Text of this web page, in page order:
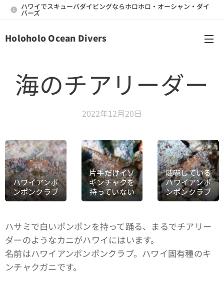
ハワイでスキューバダイビングならホロホロ・オーシャン・ダイ
バーズ
Holoholo Ocean Divers
海のチアリーダー
2022年12月20日
ハワイアンポ
ンポンクラブ
片手だけイソ
ギンチャクを
持っていない
威嚇している
ハワイアンポ
ンポンクラブ
ハサミで白いポンポンを持って踊る、まるでチアリー
ダーのようなカニがハワイにはいます。
名前はハワイアンポンポンクラブ。ハワイ固有種のキ
ンチャクガニです。